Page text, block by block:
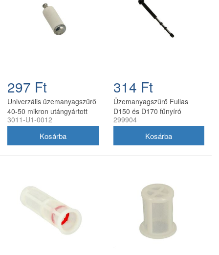
297 Ft
Univerzális üzemanyagszűrő
40-50 mikron utángyártott
3011-U1-0012
314 Ft
Üzemanyagszűrő Fullas
D150 és D170 fűnyíró
motorhoz, műanyag
299904